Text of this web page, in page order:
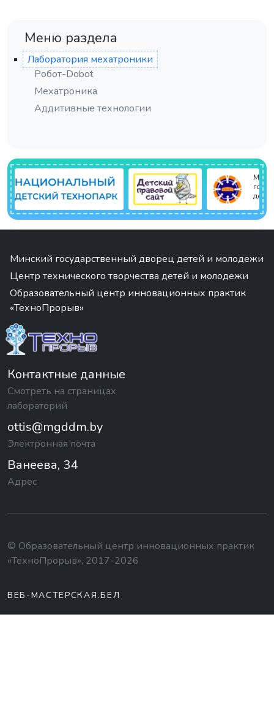
Меню раздела
Лаборатория мехатроники
Робот-Dobot
Мехатроника
Аддитивные технологии
Минский
государственный дворец
детей и молодежи
Минский государственный дворец детей и молодежи
Центр технического творчества детей и молодежи
Образовательный центр инновационных практик
«ТехноПрорыв»
Контактные данные
Смотреть на страницах
лабораторий
ottis@mgddm.by
Электронная почта
Ванеева, 34
Адрес
© Образовательный центр инновационных практик
«ТехноПрорыв», 2017-2026
ВЕБ-МАСТЕРСКАЯ.БЕЛ